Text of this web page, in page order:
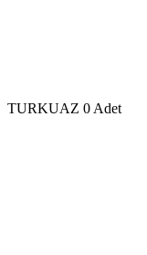
TURKUAZ 0 Adet